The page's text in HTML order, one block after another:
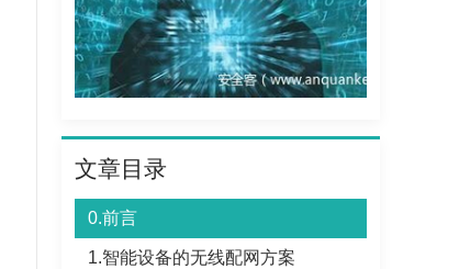
文章目录
0.前言
1.智能设备的无线配网方案